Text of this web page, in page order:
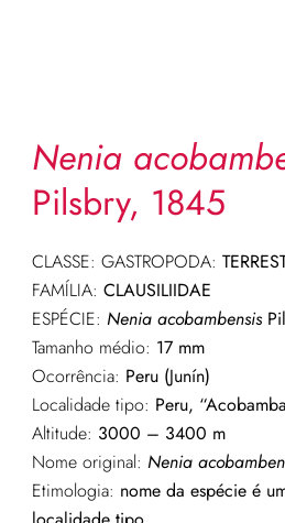
Nenia
Pilsbry, 1845
CLASSE: GASTROPODA:
FAMÍLIA: CLAUSILIIDAE
ESPÉCIE: Nenia acobambensis
Tamanho médio: 17 mm
Ocorrência: Peru (Junín)
Localidade tipo: Peru,
Altitude: 3000 – 3400 m
Nome original: Nenia
Etimologia: nome da espécie é